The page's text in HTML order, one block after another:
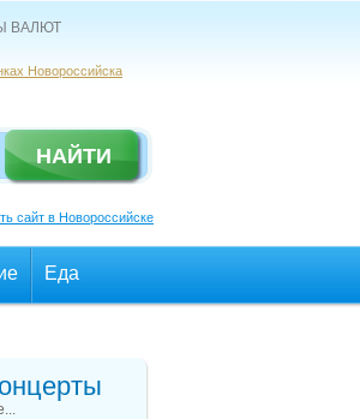
ВАЛЮТ
Новороссийска
сайт в Новороссийске
Еда